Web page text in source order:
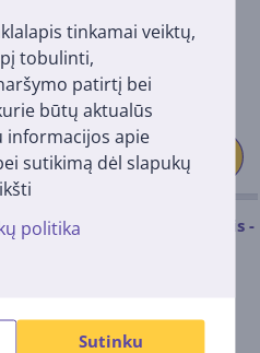
tinkamai veiktų,
tobulinti,
patirtį bei
būtų aktualūs
informacijos apie
sutikimą dėl slapukų
politika
Sutinku
99 €
Silk epil 3, baltas/rožinis -
Turime sandėlyje